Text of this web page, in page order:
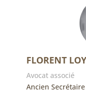
FLORENT
Avocat associé
Ancien